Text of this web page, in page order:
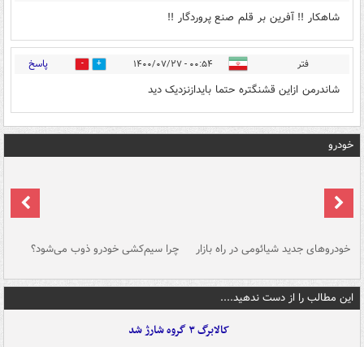
شاهکار !! آفرین بر قلم صنع پروردگار !!
فتر ۰۰:۵۴ - ۱۴۰۰/۰۷/۲۷ 0 پاسخ
شاندرمن ازاین قشنگتره حتما بایدازنزدیک دید
خودرو
خودروهای جدید شیائومی در راه بازار چرا سیم‌کشی خودرو ذوب می‌شود؟
این مطالب را از دست ندهید....
کالابرگ ۳ گروه شارژ شد